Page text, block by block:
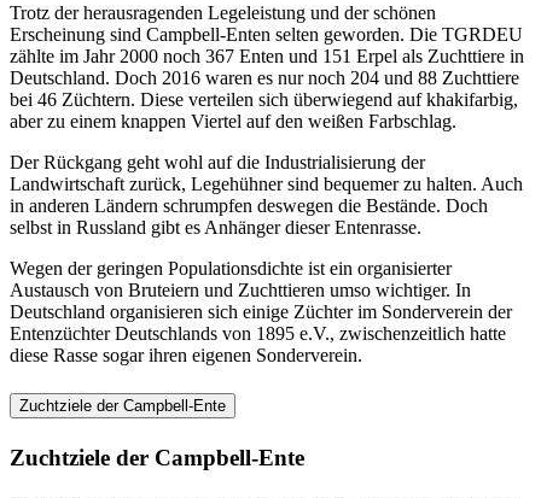
Trotz der herausragenden Legeleistung und der schönen
Erscheinung sind Campbell-Enten selten geworden. Die TGRDEU
zählte im Jahr 2000 noch 367 Enten und 151 Erpel als Zuchttiere in
Deutschland. Doch 2016 waren es nur noch 204 und 88 Zuchttiere
bei 46 Züchtern. Diese verteilen sich überwiegend auf khakifarbig,
aber zu einem knappen Viertel auf den weißen Farbschlag.
Der Rückgang geht wohl auf die Industrialisierung der
Landwirtschaft zurück, Legehühner sind bequemer zu halten. Auch
in anderen Ländern schrumpfen deswegen die Bestände. Doch
selbst in Russland gibt es Anhänger dieser Entenrasse.
Wegen der geringen Populationsdichte ist ein organisierter
Austausch von Bruteiern und Zuchttieren umso wichtiger. In
Deutschland organisieren sich einige Züchter im Sonderverein der
Entenzüchter Deutschlands von 1895 e.V., zwischenzeitlich hatte
diese Rasse sogar ihren eigenen Sonderverein.
Zuchtziele der Campbell-Ente
Zuchtziele der Campbell-Ente